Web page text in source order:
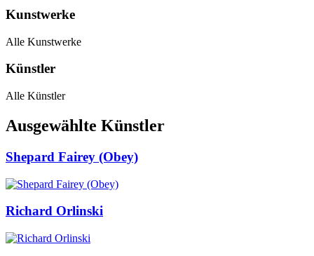
Kunstwerke
Alle Kunstwerke
Künstler
Alle Künstler
Ausgewählte Künstler
Shepard Fairey (Obey)
Richard Orlinski